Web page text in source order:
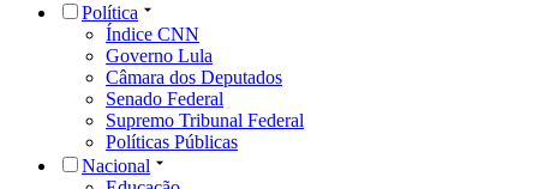
Política
Índice CNN
Governo Lula
Câmara dos Deputados
Senado Federal
Supremo Tribunal Federal
Políticas Públicas
Nacional